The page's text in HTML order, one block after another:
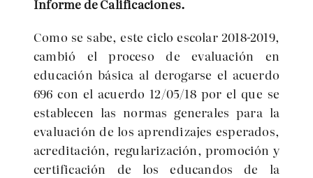
Informe de Calificaciones.
Como se sabe, este ciclo escolar 2018-2019,
cambió el proceso de evaluación en
educación básica al derogarse el acuerdo
696 con el acuerdo 12/05/18 por el que se
establecen las normas generales para la
evaluación de los aprendizajes esperados,
acreditación, regularización, promoción y
certificación de los educandos de la